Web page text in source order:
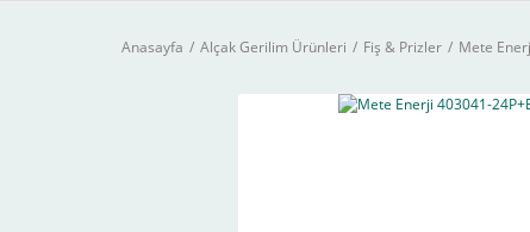
Anasayfa Alçak Gerilim Ürünleri Fiş & Prizler Mete